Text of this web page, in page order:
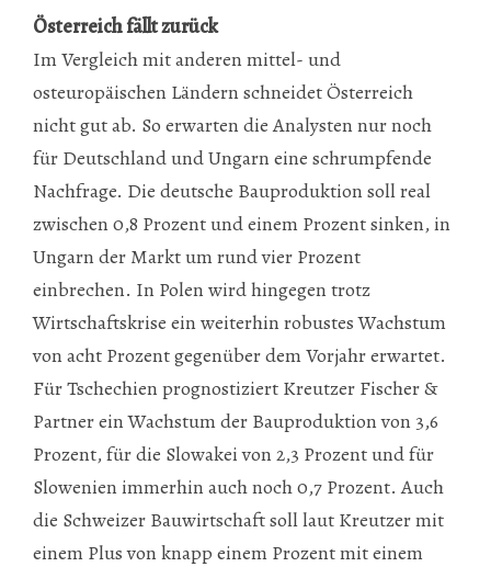
Österreich fällt zurück
Im Vergleich mit anderen mittel- und
osteuropäischen Ländern schneidet Österreich
nicht gut ab. So erwarten die Analysten nur noch
für Deutschland und Ungarn eine schrumpfende
Nachfrage. Die deutsche Bauproduktion soll real
zwischen 0,8 Prozent und einem Prozent sinken, in
Ungarn der Markt um rund vier Prozent
einbrechen. In Polen wird hingegen trotz
Wirtschaftskrise ein weiterhin robustes Wachstum
von acht Prozent gegenüber dem Vorjahr erwartet.
Für Tschechien prognostiziert Kreutzer Fischer &
Partner ein Wachstum der Bauproduktion von 3,6
Prozent, für die Slowakei von 2,3 Prozent und für
Slowenien immerhin auch noch 0,7 Prozent. Auch
die Schweizer Bauwirtschaft soll laut Kreutzer mit
einem Plus von knapp einem Prozent mit einem